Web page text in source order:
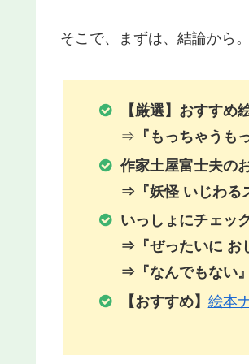
そこで、まずは、結論から。
【厳選】おすすめ
⇒ 『もっちゃうも
作家土屋富士夫の
⇒『妖怪 いじわる
いっしょにチェッ
⇒『ぜったいに お
⇒『なんでもない』
【おすすめ】 絵本